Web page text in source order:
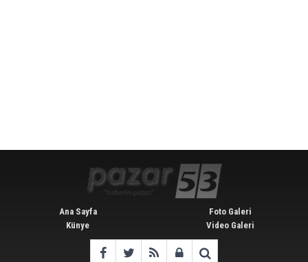
Ana Sayfa
Künye
Foto Galeri
Video Galeri